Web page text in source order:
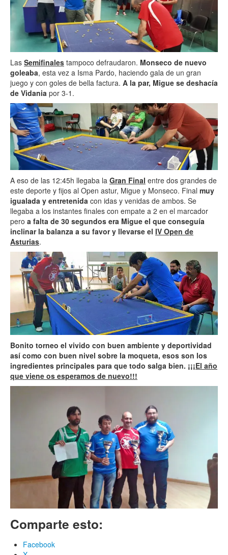
Las Semifinales tampoco defraudaron. Monseco de nuevo
goleaba, esta vez a Isma Pardo, haciendo gala de un gran
juego y con goles de bella factura. A la par, Migue se deshacía
de Vidania por 3-1.
A eso de las 12:45h llegaba la Gran Final entre dos grandes de
este deporte y fijos al Open astur, Migue y Monseco. Final muy
igualada y entretenida con idas y venidas de ambos. Se
llegaba a los instantes finales con empate a 2 en el marcador
pero a falta de 30 segundos era Migue el que conseguía
inclinar la balanza a su favor y llevarse el IV Open de
Asturias.
Bonito torneo el vivido con buen ambiente y deportividad
así como con buen nivel sobre la moqueta, esos son los
ingredientes principales para que todo salga bien. ¡¡¡El año
que viene os esperamos de nuevo!!!
Comparte esto:
Facebook